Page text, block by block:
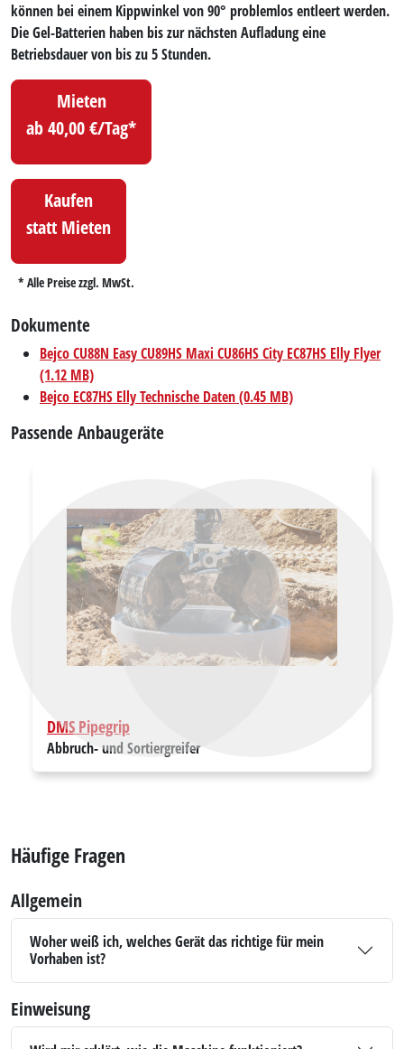
können bei einem Kippwinkel von 90° problemlos entleert werden.
Die Gel-Batterien haben bis zur nächsten Aufladung eine
Betriebsdauer von bis zu 5 Stunden.
Mieten
ab 40,00 €/Tag*
Kaufen
statt Mieten
* Alle Preise zzgl. MwSt.
Dokumente
Bejco CU88N Easy CU89HS Maxi CU86HS City EC87HS Elly Flyer
(1.12 MB)
Bejco EC87HS Elly Technische Daten (0.45 MB)
Passende Anbaugeräte
DMS Pipegrip
Abbruch- und Sortiergreifer
Zurück Vor
Häufige Fragen
Allgemein
Woher weiß ich, welches Gerät das richtige für mein
Vorhaben ist?
Einweisung